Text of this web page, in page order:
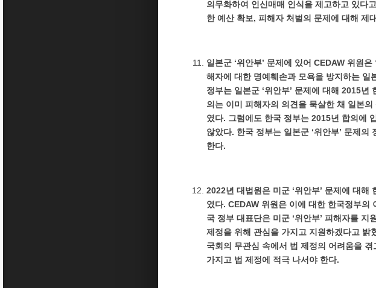
의무화하여 인신매매 인식을 제고하고 있다
한 예산 확보, 피해자 처벌의 문제에 대해 제
일본군 ‘위안부’ 문제에 있어 CEDAW 위원
해자에 대한 명예훼손과 모욕을 방지하는 일
정부는 일본군 ‘위안부’ 문제에 대해 2015
의는 이미 피해자의 의견을 묵살한 채 일본
였다. 그럼에도 한국 정부는 2015년 합의에
않았다. 한국 정부는 일본군 ‘위안부’ 문제
한다.
2022년 대법원은 미군 ‘위안부’ 문제에 대
였다. CEDAW 위원은 이에 대한 한국정부
국 정부 대표단은 미군 ‘위안부’ 피해자를
제정을 위해 관심을 가지고 지원하겠다고 밝
국회의 무관심 속에서 법 제정의 어려움을
가지고 법 제정에 적극 나서야 한다.